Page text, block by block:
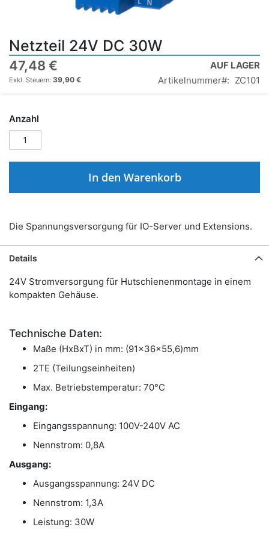
Netzteil 24V DC 30W
47,48 €
39,90 €
AUF LAGER
Artikelnummer
ZC101
Anzahl
In den Warenkorb
Die Spannungsversorgung für IO-Server und Extensions.
Details
24V Stromversorgung für Hutschienenmontage in einem
kompakten Gehäuse.
Technische Daten:
Maße (HxBxT) in mm: (91x36x55,6)mm
2TE (Teilungseinheiten)
Max. Betriebstemperatur: 70°C
Eingang:
Eingangsspannung: 100V-240V AC
Nennstrom: 0,8A
Ausgang:
Ausgangsspannung: 24V DC
Nennstrom: 1,3A
Leistung: 30W